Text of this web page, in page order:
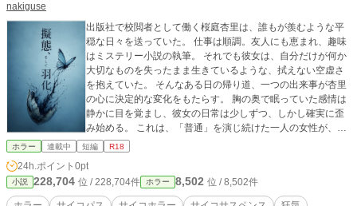
nakiguse
出版社で校閲者として働く桜庭杏里は、誰もが羨むような平
穏な日々を送っていた。 仕事は順調。友人にも恵まれ、趣味
はミステリー小説の執筆。 それでも彼女は、自分だけが何か
大切なものを失ったまま生きているような、拭えない空虚さ
を抱えていた。 そんなある日の帰り道、一つの出来事が杏里
の心に決定的な変化をもたらす。 胸の奥で眠っていた感情は
静かに目を覚まし、彼女の日常は少しずつ、しかし確実に歪
み始める。 これは、「普通」を演じ続けた一人の女性が、自
らの本性へ堕ちていくサイコサスペンス。
ホラー 連載中 短編 R18
24h.ポイント 0pt
小説 228,704 位 / 228,704件 ホラー 8,502 位 / 8,502件